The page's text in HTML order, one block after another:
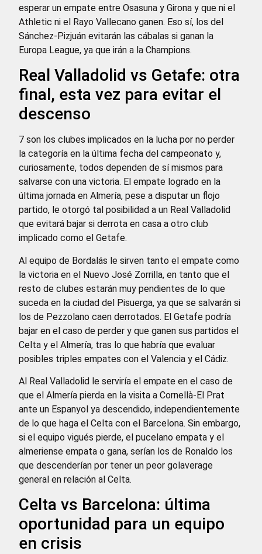
esperar un empate entre Osasuna y Girona y que ni el
Athletic ni el Rayo Vallecano ganen. Eso sí, los del
Sánchez-Pizjuán evitarán las cábalas si ganan la
Europa League, ya que irán a la Champions.
Real Valladolid vs Getafe: otra
final, esta vez para evitar el
descenso
7 son los clubes implicados en la lucha por no perder
la categoría en la última fecha del campeonato y,
curiosamente, todos dependen de sí mismos para
salvarse con una victoria. El empate logrado en la
última jornada en Almería, pese a disputar un flojo
partido, le otorgó tal posibilidad a un Real Valladolid
que evitará bajar si derrota en casa a otro club
implicado como el Getafe.
Al equipo de Bordalás le sirven tanto el empate como
la victoria en el Nuevo José Zorrilla, en tanto que el
resto de clubes estarán muy pendientes de lo que
suceda en la ciudad del Pisuerga, ya que se salvarán si
los de Pezzolano caen derrotados. El Getafe podría
bajar en el caso de perder y que ganen sus partidos el
Celta y el Almería, tras lo que habría que evaluar
posibles triples empates con el Valencia y el Cádiz.
Al Real Valladolid le serviría el empate en el caso de
que el Almería pierda en la visita a Cornellà-El Prat
ante un Espanyol ya descendido, independientemente
de lo que haga el Celta con el Barcelona. Sin embargo,
si el equipo vigués pierde, el pucelano empata y el
almeriense empata o gana, serían los de Ronaldo los
que descenderían por tener un peor golaverage
general en relación al Celta.
Celta vs Barcelona: última
oportunidad para un equipo
en crisis